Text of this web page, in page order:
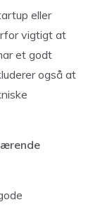
eller
vigtigt at
et godt
også at